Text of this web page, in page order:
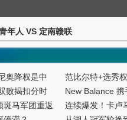
年人 VS 定南赣联
奥降权是中
败揭扣分时
斑马军团重返
范比尔特+选秀
New Balance
连续爆发！卡卢